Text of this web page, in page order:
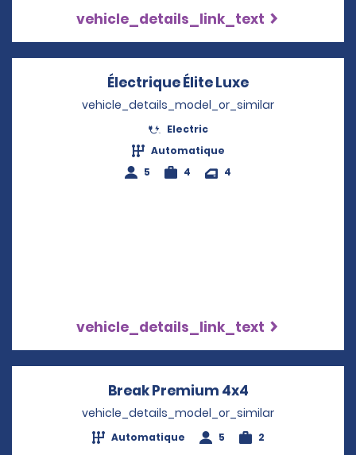
vehicle_details_link_text
Électrique Élite Luxe
vehicle_details_model_or_similar
Electric
Automatique
5
4 4
vehicle_details_link_text
Break Premium 4x4
vehicle_details_model_or_similar
Automatique 5 2